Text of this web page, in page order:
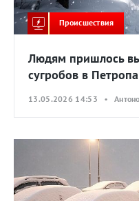
Происшествия
Людям пришлось
сугробов в
13.05.2026 14:53 •